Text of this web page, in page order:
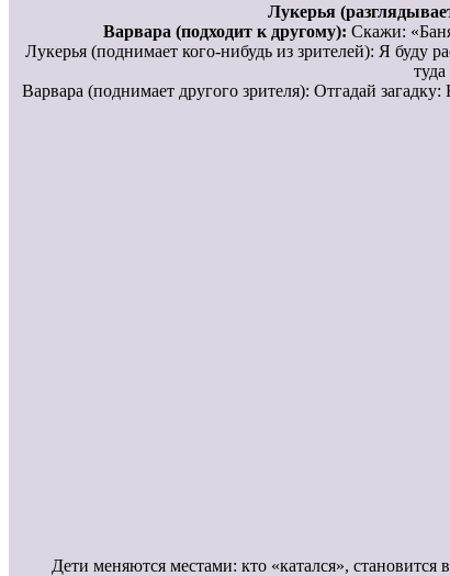
Лукерья
Варвара (подходит к другому): Скажи:
Лукерья (поднимает кого-нибудь из зрителей): Я
Варвара (поднимает другого зрителя): Отгадай
Дети меняются местами: кто «катался»,